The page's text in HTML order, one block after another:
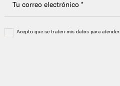
Acepto que se traten mis datos para